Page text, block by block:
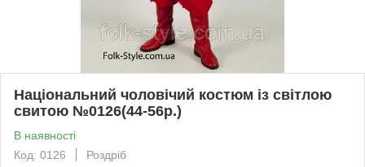
Національний чоловічий костюм із світлою
свитою №0126(44-56р.)
В наявності
Код: 0126
Роздріб